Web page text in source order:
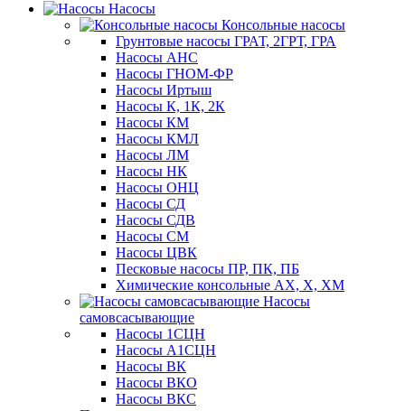
Насосы
Консольные насосы
Грунтовые насосы ГРАТ, 2ГРТ, ГРА
Насосы АНС
Насосы ГНОМ-ФР
Насосы Иртыш
Насосы К, 1К, 2К
Насосы КМ
Насосы КМЛ
Насосы ЛМ
Насосы НК
Насосы ОНЦ
Насосы СД
Насосы СДВ
Насосы СМ
Насосы ЦВК
Песковые насосы ПР, ПК, ПБ
Химические консольные АХ, Х, ХМ
Насосы
самовсасывающие
Насосы 1СЦН
Насосы А1СЦН
Насосы ВК
Насосы ВКО
Насосы ВКС